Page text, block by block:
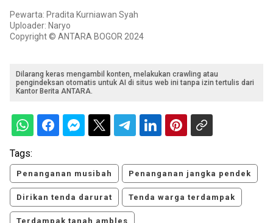
Pewarta: Pradita Kurniawan Syah
Uploader: Naryo
Copyright © ANTARA BOGOR 2024
Dilarang keras mengambil konten, melakukan crawling atau
pengindeksan otomatis untuk AI di situs web ini tanpa izin tertulis dari
Kantor Berita ANTARA.
Tags:
Penanganan musibah Penanganan jangka pendek
Dirikan tenda darurat Tenda warga terdampak
Terdampak tanah ambles